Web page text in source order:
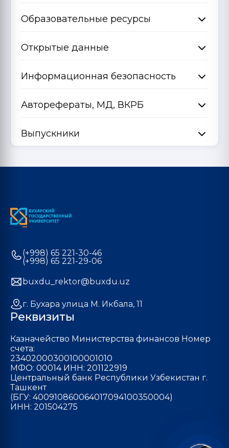
Образовательные ресурсы
Открытые данные
Информационная безопасность
Авторефераты, МД, ВКРБ
Выпускники
(+998) 65 221-30-46
(+998) 65 221-29-06
buxdu_rektor@buxdu.uz
г. Бухара улица М. Икбала, 11
Реквизиты
Казначейство Министерства финансов Номер
счета:
23402000300100001010
МФО: 00014 ИНН: 201122919
Центральный банк Республики Узбекистан г.
Ташкент
(БГУ: 400910860064017094100350004)
ИНН: 201504275